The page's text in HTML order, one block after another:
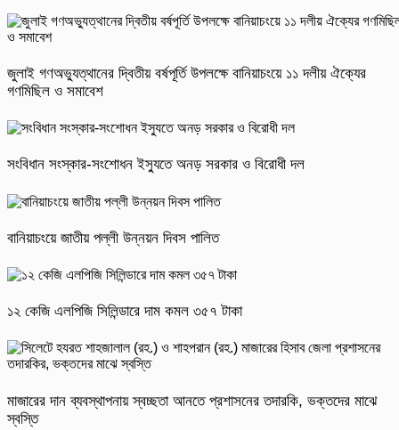
জুলাই গণঅভ্যুত্থানের দ্বিতীয় বর্ষপূর্তি উপলক্ষে বানিয়াচংয়ে ১১ দলীয় ঐক্যের
গণমিছিল ও সমাবেশ
সংবিধান সংস্কার-সংশোধন ইস্যুতে অনড় সরকার ও বিরোধী দল
বানিয়াচংয়ে জাতীয় পল্লী উন্নয়ন দিবস পালিত
১২ কেজি এলপিজি সিলিন্ডারে দাম কমল ৩৫৭ টাকা
মাজারের দান ব্যবস্থাপনায় স্বচ্ছতা আনতে প্রশাসনের তদারকি, ভক্তদের মাঝে
স্বস্তি